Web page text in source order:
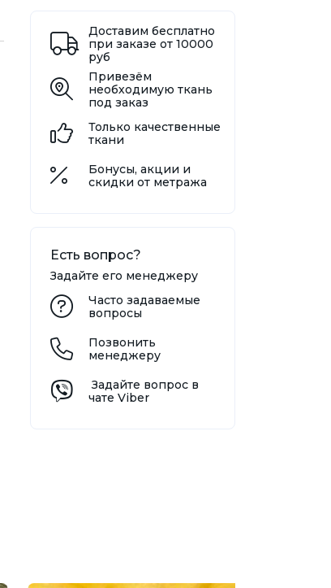
Доставим бесплатно
при заказе от 10000
руб
Привезём
необходимую ткань
под заказ
Только качественные
ткани
Бонусы, акции и
скидки от метража
Есть вопрос?
Задайте его менеджеру
Часто задаваемые
вопросы
Позвонить
менеджеру
Задайте вопрос в
чате Viber